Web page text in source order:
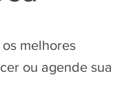
melhores
ou agende sua